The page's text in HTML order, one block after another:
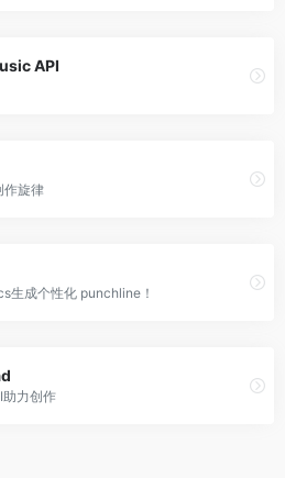
API
作旋律
生成个性化 punchline！
力创作